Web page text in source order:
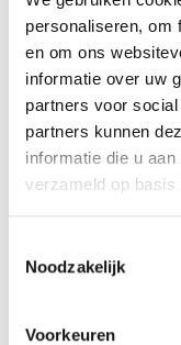
personaliseren, om
en om ons
informatie over uw
partners voor
partners kunnen
informatie die u
verzameld op
Noodzakelijk
Voorkeuren
Gewicht:
Hoogte (cm):
Breedte (cm):
Lengte (cm):
Diameter (cm):